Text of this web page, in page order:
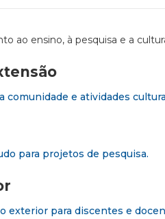
ao ensino, à pesquisa e a
comunidade e atividades
para projetos de pesquisa.
exterior para discentes e